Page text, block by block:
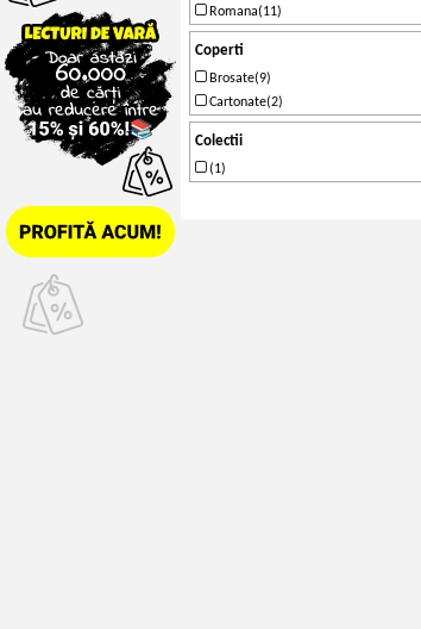
Romana(11)
Coperti
Brosate(9)
Cartonate(2)
Colectii
(1)